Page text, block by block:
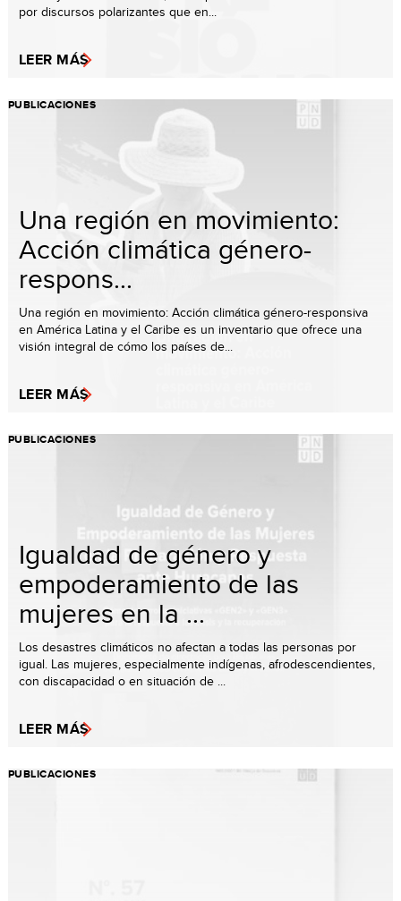
por discursos polarizantes que en...
LEER MÁS
PUBLICACIONES
Una región en movimiento:
Acción climática género-
respons...
Una región en movimiento: Acción climática género-responsiva
en América Latina y el Caribe es un inventario que ofrece una
visión integral de cómo los países de...
LEER MÁS
PUBLICACIONES
Igualdad de género y
empoderamiento de las
mujeres en la ...
Los desastres climáticos no afectan a todas las personas por
igual. Las mujeres, especialmente indígenas, afrodescendientes,
con discapacidad o en situación de ...
LEER MÁS
PUBLICACIONES